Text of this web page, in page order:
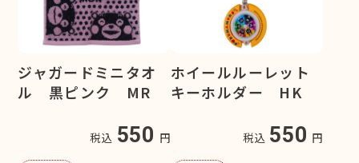
ジャガードミニタオ
ル 黒ピンク MR
税込 550 円
ホイールルーレット
キーホルダー HK
税込 550 円